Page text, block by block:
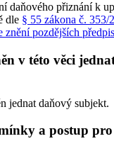
daňového přiznání k
dle § 55 zákona č. 353/
znění pozdějších
v této věci
jednat daňový subjekt.
a postup